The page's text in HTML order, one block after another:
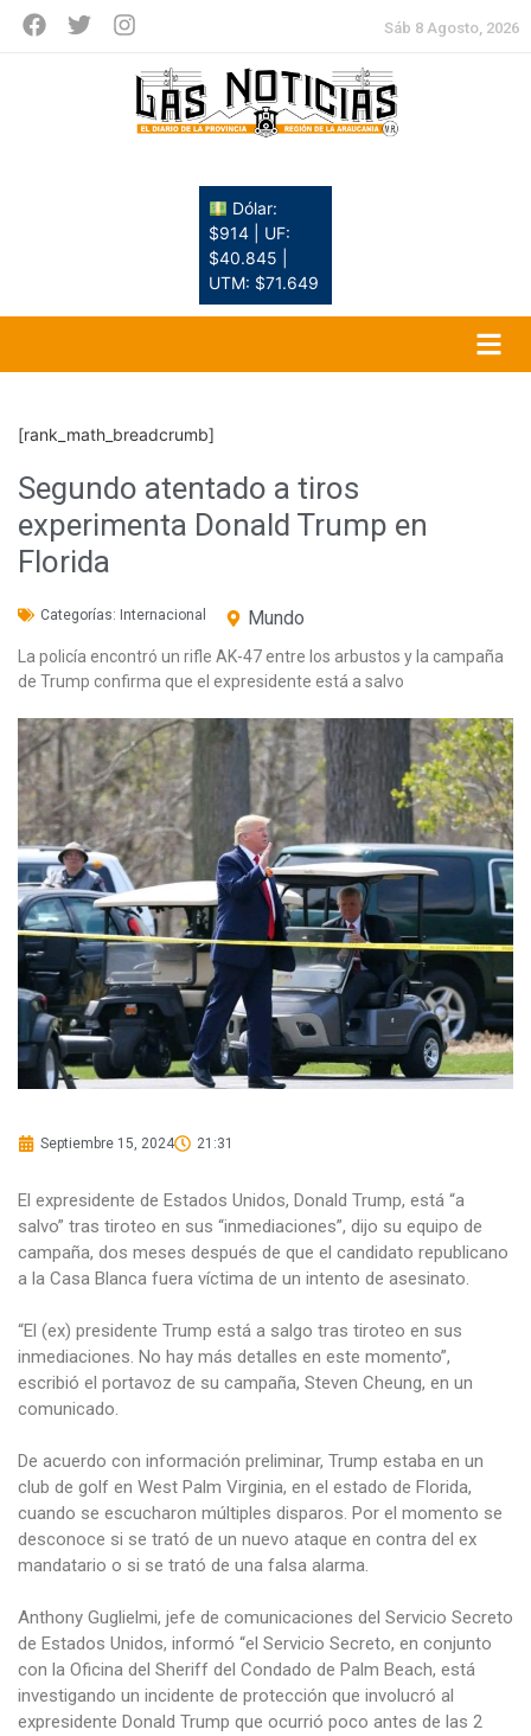
Sáb 8 Agosto, 2026
Dólar:
$914 | UF:
$40.845 |
UTM: $71.649
[rank_math_breadcrumb]
Segundo atentado a tiros
experimenta Donald Trump en
Florida
Categorías: Internacional Mundo
La policía encontró un rifle AK-47 entre los arbustos y la campaña
de Trump confirma que el expresidente está a salvo
Septiembre 15, 2024 21:31
El expresidente de Estados Unidos, Donald Trump, está “a
salvo” tras tiroteo en sus “inmediaciones”, dijo su equipo de
campaña, dos meses después de que el candidato republicano
a la Casa Blanca fuera víctima de un intento de asesinato.
“El (ex) presidente Trump está a salgo tras tiroteo en sus
inmediaciones. No hay más detalles en este momento”,
escribió el portavoz de su campaña, Steven Cheung, en un
comunicado.
De acuerdo con información preliminar, Trump estaba en un
club de golf en West Palm Virginia, en el estado de Florida,
cuando se escucharon múltiples disparos. Por el momento se
desconoce si se trató de un nuevo ataque en contra del ex
mandatario o si se trató de una falsa alarma.
Anthony Guglielmi, jefe de comunicaciones del Servicio Secreto
de Estados Unidos, informó “el Servicio Secreto, en conjunto
con la Oficina del Sheriff del Condado de Palm Beach, está
investigando un incidente de protección que involucró al
expresidente Donald Trump que ocurrió poco antes de las 2